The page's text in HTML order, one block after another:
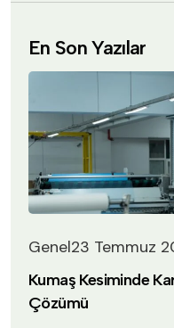
En Son Yazılar
Genel23 Temmuz
Kumaş Kesiminde
Çözümü